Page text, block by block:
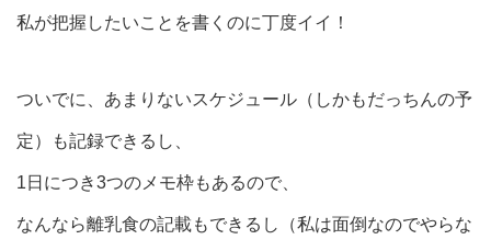
私が把握したいことを書くのに丁度イイ！
ついでに、あまりないスケジュール（しかもだっちんの予
定）も記録できるし、
1日につき3つのメモ枠もあるので、
なんなら離乳食の記載もできるし（私は面倒なのでやらな